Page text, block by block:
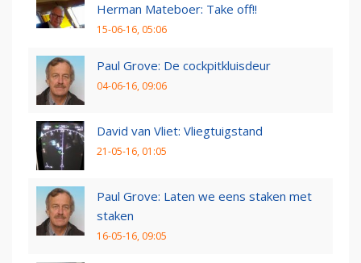
Herman Mateboer: Take off!!
15-06-16, 05:06
Paul Grove: De cockpitkluisdeur
04-06-16, 09:06
David van Vliet: Vliegtuigstand
21-05-16, 01:05
Paul Grove: Laten we eens staken met
staken
16-05-16, 09:05